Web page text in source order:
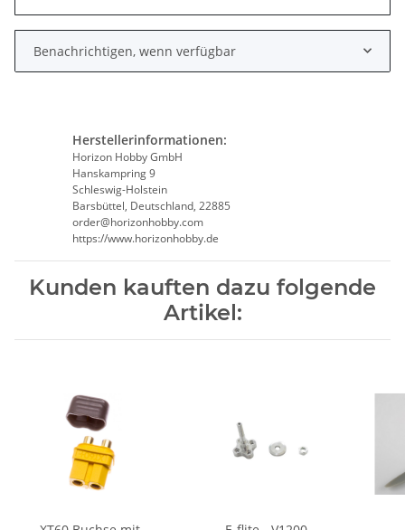
Benachrichtigen, wenn verfügbar
Herstellerinformationen:
Horizon Hobby GmbH
Hanskampring 9
Schleswig-Holstein
Barsbüttel, Deutschland, 22885
order@horizonhobby.com
https://www.horizonhobby.de
Kunden kauften dazu folgende
Artikel: